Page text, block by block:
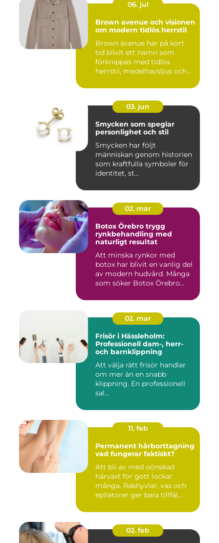
06. jul
Brown avenue och visionen
om modern tidlös herrstil
Brown avenue har på kort
tid blivit ett namn som
förknippas med tidlös
herrstil, medelhavsljus och
03. jun
Smycken som speglar
personlighet och stil
Smycken har följt
människan genom historien
som kraftfulla symboler för
identitet, st...
02. mar
Botox Örebro trygg
rynkbehandling med
naturligt resultat
Att minska rynkor med
botox har blivit en vanlig del
av modern hudvård. Många
som söker Botox Örebro...
02. mar
Frisör i Hässleholm:
Professionell dam-, herr-
och barnklippning
Att välja rätt frisör handlar
om mer än en snabb
klippning. En professionell
sal...
11. feb
Permanent hårborttagning
vad fungerar faktiskt?
Att bli av med oönskad
hårväxt för gott lockar
många. Rakhyvlar, vax och
epilatorer ger bara tillfäl...
02. feb